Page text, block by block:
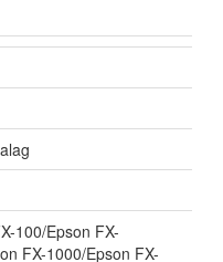
100/Epson FX-
FX-1000/Epson FX-